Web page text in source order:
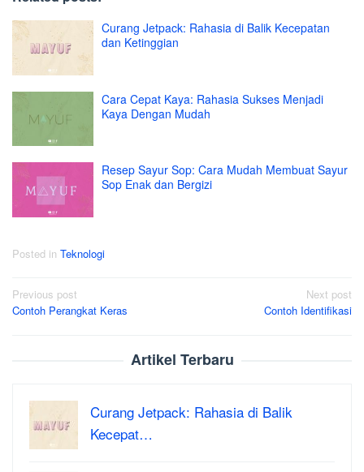
Curang Jetpack: Rahasia di Balik Kecepatan
dan Ketinggian
Cara Cepat Kaya: Rahasia Sukses Menjadi
Kaya Dengan Mudah
Resep Sayur Sop: Cara Mudah Membuat Sayur
Sop Enak dan Bergizi
Posted in Teknologi
Post
navigation
Previous post
Contoh Perangkat Keras
Next post
Contoh Identifikasi
Artikel Terbaru
Curang Jetpack: Rahasia di Balik
Kecepat…